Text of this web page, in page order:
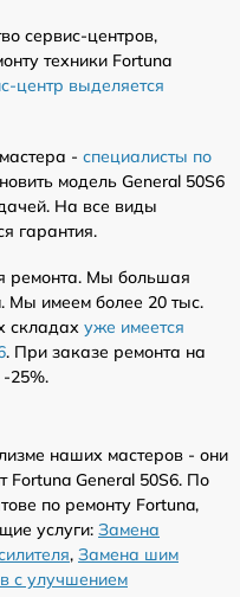
сервис-центров,
техники Fortuna
центр выделяется
- специалисты по
модель General 50S6
На все виды
гарантия.
ремонта. Мы большая
Мы имеем более 20 тыс.
складах уже имеется
. При заказе ремонта на
-25%.
наших мастеров - они
Fortuna General 50S6. По
по ремонту Fortuna,
услуги: Замена
, Замена шим
с улучшением